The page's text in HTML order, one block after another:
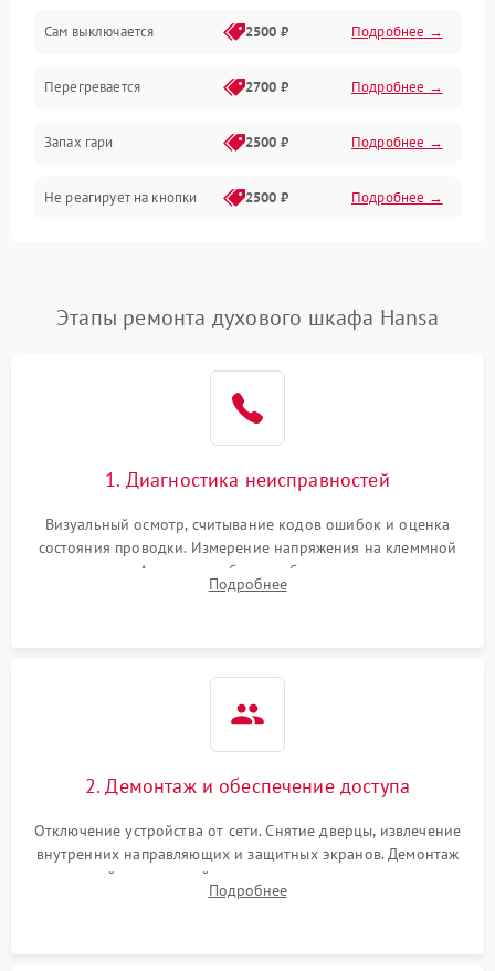
Сам выключается 2500 ₽ Подробнее →
Перегревается 2700 ₽ Подробнее →
Запах гари 2500 ₽ Подробнее →
Не реагирует на кнопки 2500 ₽ Подробнее →
Этапы ремонта духового шкафа Hansa
1. Диагностика неисправностей
Визуальный осмотр, считывание кодов ошибок и оценка
состояния проводки. Измерение напряжения на клеммной
колодке. Анализ жалоб на проблемы с нагревом,
конвекцией, панелью управления или блокировкой дверцы.
Подробнее
2. Демонтаж и обеспечение доступа
Отключение устройства от сети. Снятие дверцы, извлечение
внутренних направляющих и защитных экранов. Демонтаж
задней или верхней панели для прямого доступа к
нагревательным элементам, плате и вентиляторам.
Подробнее